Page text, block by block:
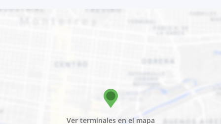
Ver terminales en el mapa